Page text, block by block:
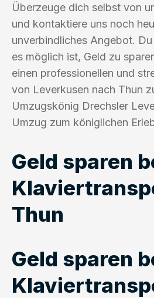
Überzeuge dich selbst von
und kontaktiere uns noch
unverbindliches Angebot.
es möglich ist, Geld zu
einen professionellen und
von Leverkusen nach Thun
Umzugskönig Drechsler
Umzug zum königlichen
Geld sparen
Thun
Geld sparen